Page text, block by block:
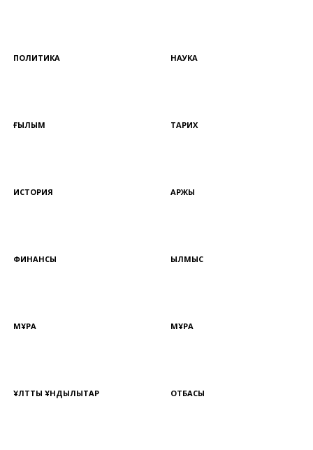
ПОЛИТИКА НАУКА
ҒЫЛЫМ ТАРИХ
ИСТОРИЯ ҚАРЖЫ
ФИНАНСЫ ҚЫЛМЫС
МҰРА МҰРА
ҰЛТТЫҚ ҚҰНДЫЛЫҚТАР ОТБАСЫ